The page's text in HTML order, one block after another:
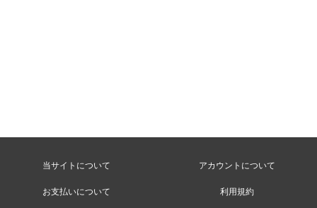
当サイトについて アカウントについて
お支払いについて 利用規約